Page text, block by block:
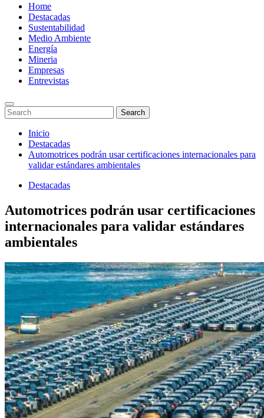
Menu
Home
Destacadas
Sustentabilidad
Medio Ambiente
Energía
Mineria
Empresas
Entrevistas
Enter
Keyword
Search
for:
Search
Search
Saltar
contenido
Inicio
Destacadas
Automotrices podrán usar certificaciones internacionales para
validar estándares ambientales
Destacadas
Automotrices podrán usar certificaciones
internacionales para validar estándares
ambientales